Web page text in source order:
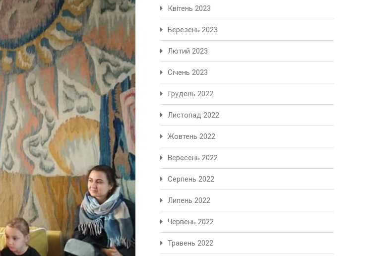
Квітень 2023
Березень 2023
Лютий 2023
Січень 2023
Грудень 2022
Листопад 2022
Жовтень 2022
Вересень 2022
Серпень 2022
Липень 2022
Червень 2022
Травень 2022